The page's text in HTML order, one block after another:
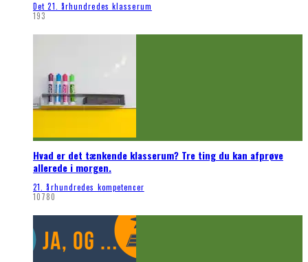
Det 21. århundredes klasserum
193
Hvad er det tænkende klasserum? Tre ting du kan afprøve
allerede i morgen.
21. århundredes kompetencer
10780